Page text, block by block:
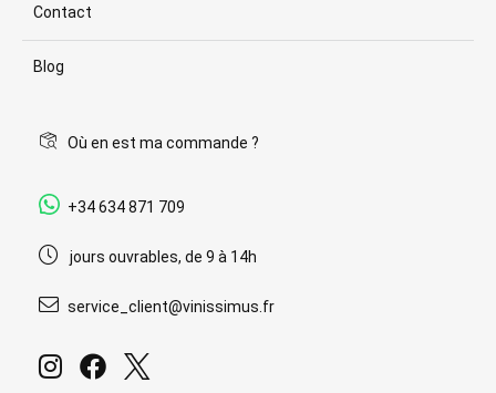
Contact
Blog
Où en est ma commande ?
+34 634 871 709
jours ouvrables, de 9 à 14h
service_client@vinissimus.fr